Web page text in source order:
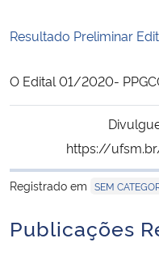
Secretaria de Governo
Gabinete de Segurança
Resultado Preliminar
O Edital 01/2020-
https://
Registrado em SEM
Publicações